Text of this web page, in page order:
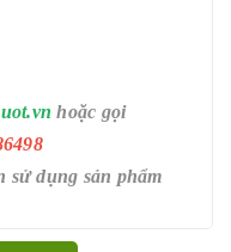
hoặc gọi
sử dụng sản phẩm